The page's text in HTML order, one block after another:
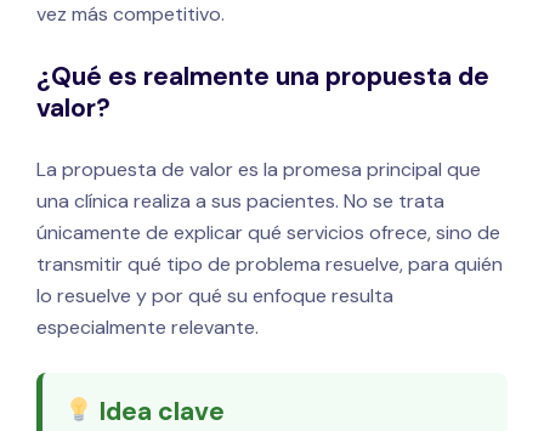
vez más competitivo.
¿Qué es realmente una propuesta de
valor?
La propuesta de valor es la promesa principal que
una clínica realiza a sus pacientes. No se trata
únicamente de explicar qué servicios ofrece, sino de
transmitir qué tipo de problema resuelve, para quién
lo resuelve y por qué su enfoque resulta
especialmente relevante.
Idea clave